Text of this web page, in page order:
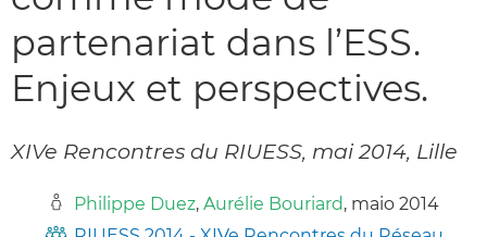
partenariat dans l’ESS.
Enjeux et perspectives.
XIVe Rencontres du RIUESS, mai 2014, Lille
Philippe Duez, Aurélie Bouriard, maio 2014